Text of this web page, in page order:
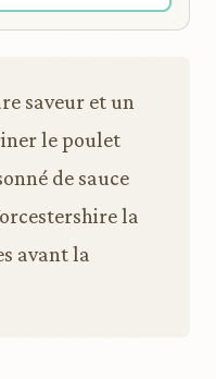
saveur et un
le poulet
de sauce
la
avant la